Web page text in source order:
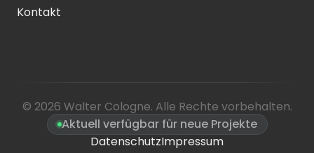
Kontakt
© 2026 Walter Cologne. Alle Rechte vorbehalten.
Aktuell verfügbar für neue Projekte
DatenschutzImpressum